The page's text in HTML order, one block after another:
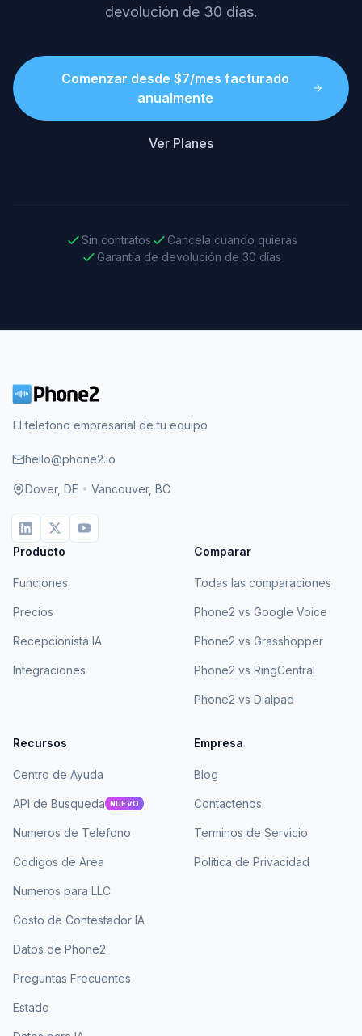
devolución de 30 días.
Comenzar desde $7/mes facturado
anualmente
Ver Planes
Sin contratos
Cancela cuando quieras
Garantía de devolución de 30 días
El telefono empresarial de tu equipo
hello@phone2.io
Dover, DE • Vancouver, BC
Producto
Funciones
Precios
Recepcionista IA
Integraciones
Comparar
Todas las comparaciones
Phone2 vs Google Voice
Phone2 vs Grasshopper
Phone2 vs RingCentral
Phone2 vs Dialpad
Recursos
Centro de Ayuda
API de Busqueda NUEVO
Numeros de Telefono
Codigos de Area
Numeros para LLC
Costo de Contestador IA
Datos de Phone2
Preguntas Frecuentes
Estado
Empresa
Blog
Contactenos
Terminos de Servicio
Politica de Privacidad